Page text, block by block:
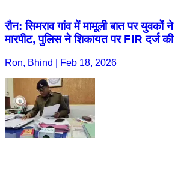
रौन: सिमराव गांव में मामूली बात पर युवकों
मारपीट, पुलिस ने शिकायत पर FIR दर्ज की
Ron, Bhind | Feb 18, 2026